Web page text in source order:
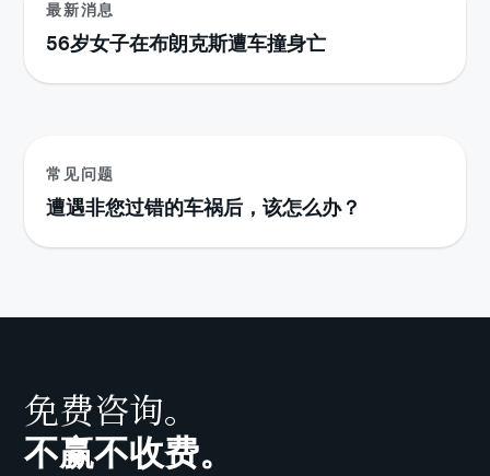
最新消息
56岁女子在布朗克斯遭车撞身亡
常见问题
遭遇非您过错的车祸后，该怎么办？
免费咨询。
不赢不收费。